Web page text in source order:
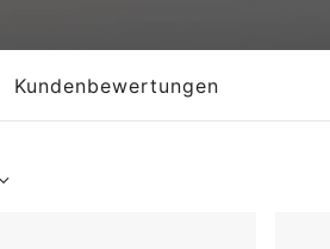
Kundenbewertungen